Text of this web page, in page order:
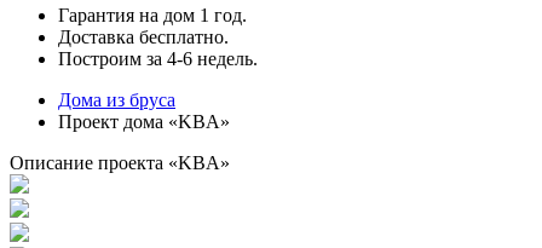
Гарантия на дом 1 год.
Доставка бесплатно.
Построим за 4-6 недель.
Дома из бруса
Проект дома «KBA»
Описание проекта «KBA»